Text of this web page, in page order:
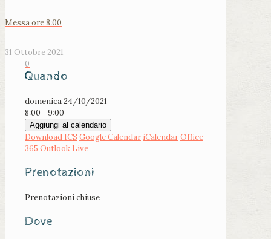
Messa ore 8:00
31 Ottobre 2021
0
Quando
domenica 24/10/2021
8:00 - 9:00
Aggiungi al calendario
Download ICS Google Calendar iCalendarOffice
365 Outlook Live
Prenotazioni
Prenotazioni chiuse
Dove